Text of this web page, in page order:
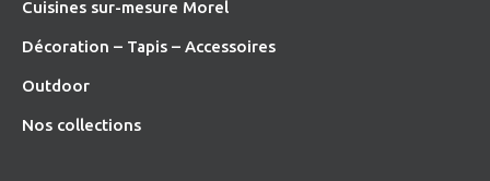
Cuisines sur-mesure Morel
Décoration – Tapis – Accessoires
Outdoor
Nos collections